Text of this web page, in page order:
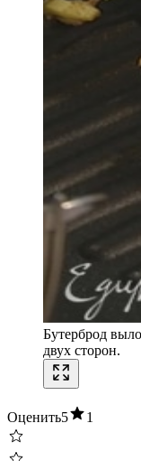
Бутерброд
двух сторон.
Оценить5 1